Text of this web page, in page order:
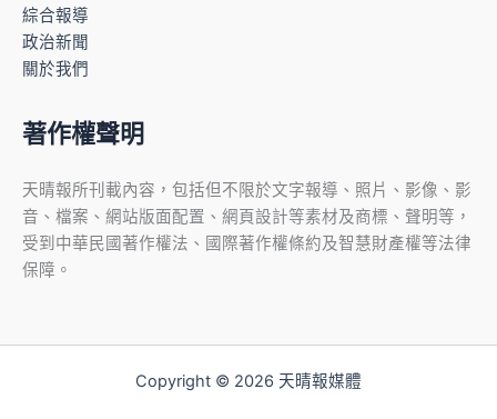
綜合報導
政治新聞
關於我們
著作權聲明
天晴報所刊載內容，包括但不限於文字報導、照片、影像、影
音、檔案、網站版面配置、網頁設計等素材及商標、聲明等，
受到中華民國著作權法、國際著作權條約及智慧財產權等法律
保障。
Copyright © 2026 天晴報媒體